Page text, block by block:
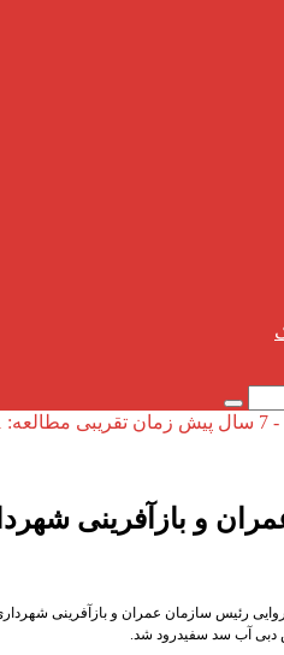
زمان تقریبی مطالعه: 1 دقیقه
و بازآفرینی
رئیس سازمان عمران و بازآفرینی
دبی آب سد سفیدرود شد.